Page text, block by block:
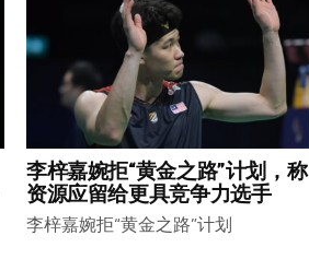
李梓嘉婉拒“黄金之路”计划，称
资源应留给更具竞争力选手
李梓嘉婉拒“黄金之路”计划